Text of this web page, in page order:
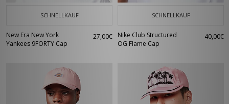
SCHNELLKAUF
New Era New York
Yankees 9FORTY Cap
27,00€
SCHNELLKAUF
Nike Club Structured
OG Flame Cap
40,00€